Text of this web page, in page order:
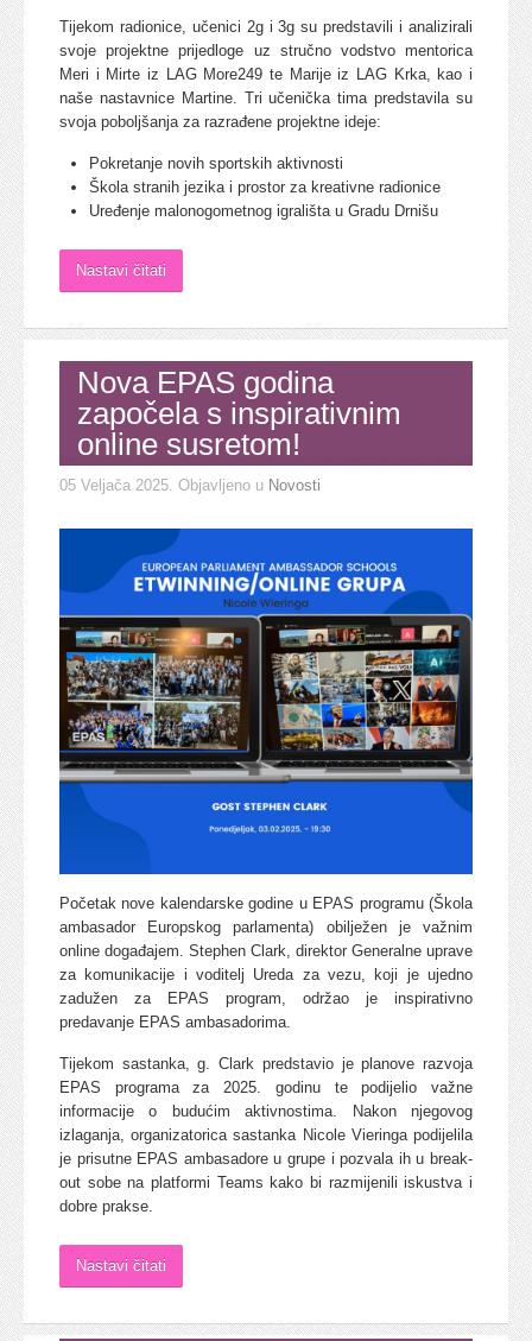
Tijekom radionice, učenici 2g i 3g su predstavili i analizirali
svoje projektne prijedloge uz stručno vodstvo mentorica
Meri i Mirte iz LAG More249 te Marije iz LAG Krka, kao i
naše nastavnice Martine. Tri učenička tima predstavila su
svoja poboljšanja za razrađene projektne ideje:
Pokretanje novih sportskih aktivnosti
Škola stranih jezika i prostor za kreativne radionice
Uređenje malonogometnog igrališta u Gradu Drnišu
Nastavi čitati
Nova EPAS godina
započela s inspirativnim
online susretom!
05 Veljača 2025 . Objavljeno u Novosti
Početak nove kalendarske godine u EPAS programu (Škola
ambasador Europskog parlamenta) obilježen je važnim
online događajem. Stephen Clark, direktor Generalne uprave
za komunikacije i voditelj Ureda za vezu, koji je ujedno
zadužen za EPAS program, održao je inspirativno
predavanje EPAS ambasadorima.
Tijekom sastanka, g. Clark predstavio je planove razvoja
EPAS programa za 2025. godinu te podijelio važne
informacije o budućim aktivnostima. Nakon njegovog
izlaganja, organizatorica sastanka Nicole Vieringa podijelila
je prisutne EPAS ambasadore u grupe i pozvala ih u break-
out sobe na platformi Teams kako bi razmijenili iskustva i
dobre prakse.
Nastavi čitati